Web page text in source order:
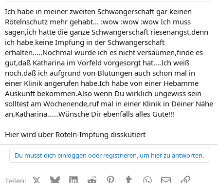
Ich habe in meiner zweiten Schwangerschaft gar keinen
Rötelnschutz mehr gehabt... :wow :wow :wow Ich muss
sagen,ich hatte die ganze Schwangerschaft riesenangst,denn
ich habe keine Impfung in der Schwangerschaft
erhalten.....Nochmal würde ich es nicht versäumen,finde es
gut,daß Katharina im Vorfeld vorgesorgt hat....Ich weiß
noch,daß ich aufgrund von Blutungen auch schon mal in
einer Klinik angerufen habe.Ich habe von einer Hebamme
Auskunft bekommen.Also wenn Du wirklich ungewiss sein
solltest am Wochenende,ruf mal in einer Klinik in Deiner Nähe
an,Katharina......Wünsche Dir ebenfalls alles Gute!!!
Hier wird über Röteln-Impfung disskutiert
Du musst dich einloggen oder registrieren, um hier zu antworten.
Teilen: X (Twitter)
BlueskyLinkedIn
Reddit PinterestTumblr WhatsApp
E-MailLink